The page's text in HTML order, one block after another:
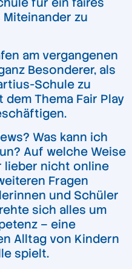
zu
am vergangenen
Besonderer, als
Schule zu
dem Thema Fair Play
Was kann ich
Auf welche Weise
lieber nicht online
Fragen
und Schüler
sich alles um
– eine
Alltag von Kindern
spielt.